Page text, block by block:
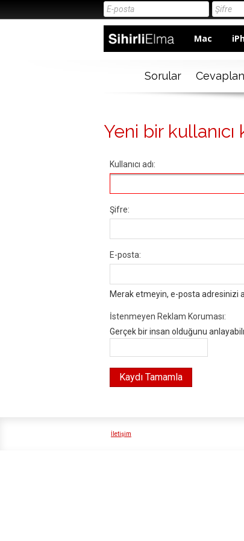
Mac
Sorular
Yeni bir kullanıcı
Kullanıcı adı:
Şifre:
E-posta:
Merak etmeyin, e-posta adresinizi
İstenmeyen Reklam Koruması:
Gerçek bir insan olduğunu
İletişim